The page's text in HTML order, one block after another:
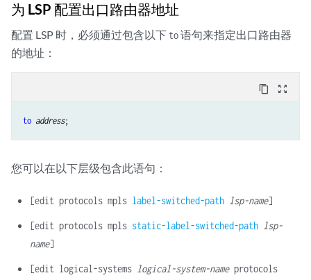
为 LSP 配置出口路由器地址
配置 LSP 时，必须通过包含以下 to语句来指定出口路由器
的地址：
content_copy zoom_out_map
to address
您可以在以下层级包含此语句：
[edit protocols mpls label-switched-path lsp-name]
[edit protocols mpls static-label-switched-path lsp-
name]
[edit logical-systems logical-system-nameprotocols